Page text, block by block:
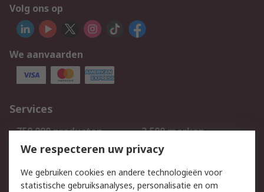
Volg ons op
We aanvaarden
Services
750.000 producten
2.500 merken
Bestellen
Inkoopoplossingen
Track & Trace
We respecteren uw privacy
We gebruiken cookies en andere technologieën voor
statistische gebruiksanalyses, personalisatie en om